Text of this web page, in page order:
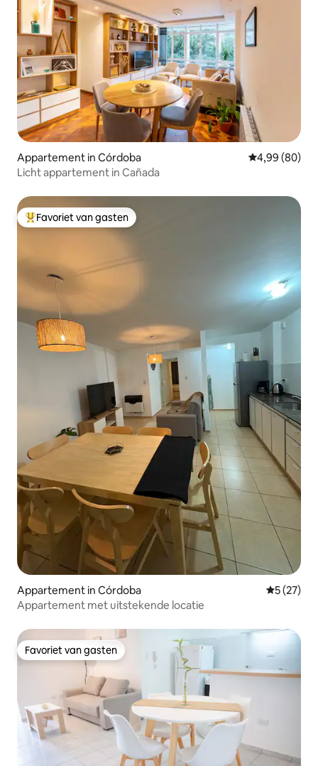
Appartement in Córdoba Gemiddelde
4,99 (80)
Licht appartement in Cañada
Topfavoriet van gasten
Favoriet van gasten
Appartement in Córdoba
5 (27)
Appartement met uitstekende locatie
Favoriet van gasten
Favoriet van gasten